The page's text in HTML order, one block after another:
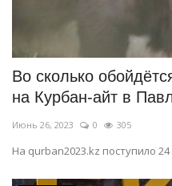
Во сколько
на Курбан-айт в
Июнь 26, 2023 0 305
На qurban2023.kz поступило 24